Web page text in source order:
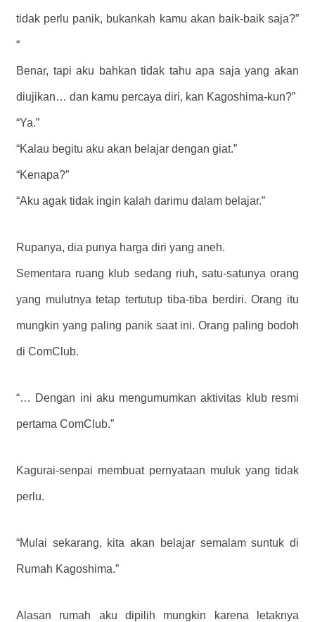
tidak perlu panik, bukankah kamu akan baik-baik saja?”
“
Benar, tapi aku bahkan tidak tahu apa saja yang akan
diujikan… dan kamu percaya diri, kan Kagoshima-kun?”
“Ya.”
“Kalau begitu aku akan belajar dengan giat.”
“Kenapa?”
​​“Aku agak tidak ingin kalah darimu dalam belajar.”
Rupanya, dia punya harga diri yang aneh.
Sementara ruang klub sedang riuh, satu-satunya orang
yang mulutnya tetap tertutup tiba-tiba berdiri. Orang itu
mungkin yang paling panik saat ini. Orang paling bodoh
di ComClub.
“… Dengan ini aku mengumumkan aktivitas klub resmi
pertama ComClub.”
Kagurai-senpai membuat pernyataan muluk yang tidak
perlu.
“Mulai sekarang, kita akan belajar semalam suntuk di
Rumah Kagoshima.”
Alasan rumah aku dipilih mungkin karena letaknya